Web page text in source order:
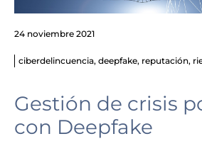
24 noviembre 2021
ciberdelincuencia, deepfake, reputación,
Gestión de crisis
con Deepfake